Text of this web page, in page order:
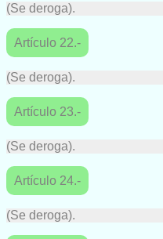
(Se deroga).
Artículo 22.-
(Se deroga).
Artículo 23.-
(Se deroga).
Artículo 24.-
(Se deroga).